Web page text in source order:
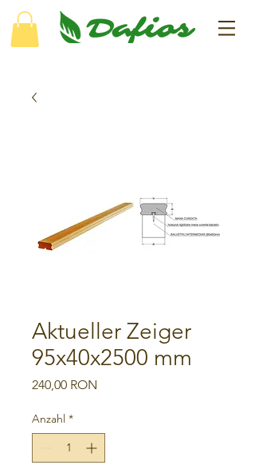
Aktueller Zeiger
95x40x2500 mm
240,00 RON
Anzahl *